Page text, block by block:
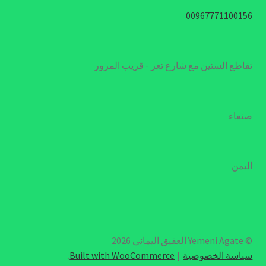
00967771100156
تقاطع الستين مع شارع تعز - قريب المرور
صنعاء
اليمن
© Yemeni Agate العقيق اليماني 2026
سياسة الخصوصية
Built with WooCommerce
.